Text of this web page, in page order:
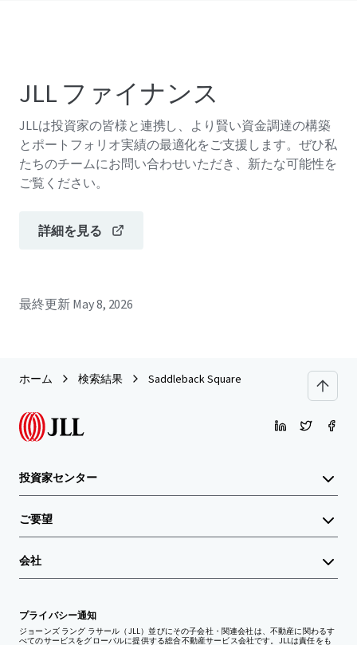
JLL ファイナンス
JLLは投資家の皆様と連携し、より賢い資金調達の構築
とポートフォリオ実績の最適化をご支援します。ぜひ私
たちのチームにお問い合わせいただき、新たな可能性を
ご覧ください。
詳細を見る
最終更新 May 8, 2026
ホーム 検索結果 Saddleback Square
投資家センター
ご要望
会社
プライバシー通知
ジョーンズ ラング ラサール（JLL）並びにその子会社・関連会社は、不動産に関わるす
べてのサービスをグローバルに提供する総合不動産サービス会社です。JLLは責任をも